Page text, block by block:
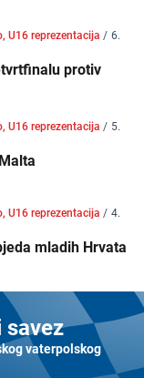
U16 reprezentacija / 6.
protiv
U16 reprezentacija / 5.
U16 reprezentacija / 4.
mladih Hrvata
vaterpolskog